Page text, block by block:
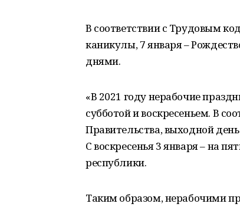
В соответствии с Трудовым
каникулы, 7 января –
днями.
«В 2021 году нерабочие
субботой и воскресеньем. В
Правительства, выходной
С воскресенья 3 января – на
республики.
Таким образом, нерабочими